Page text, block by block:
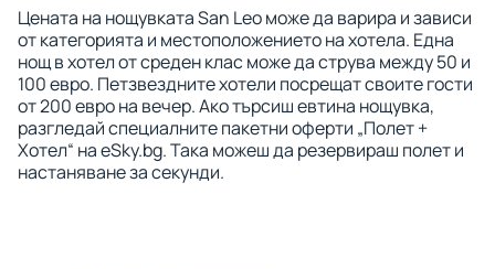
Цената на нощувката San Leo може да варира и зависи
от категорията и местоположението на хотела. Една
нощ в хотел от среден клас може да струва между 50 и
100 евро. Петзвездните хотели посрещат своите гости
от 200 евро на вечер. Ако търсиш евтина нощувка,
разгледай специалните пакетни оферти „Полет +
Хотел“ на eSky.bg. Така можеш да резервираш полет и
настаняване за секунди.